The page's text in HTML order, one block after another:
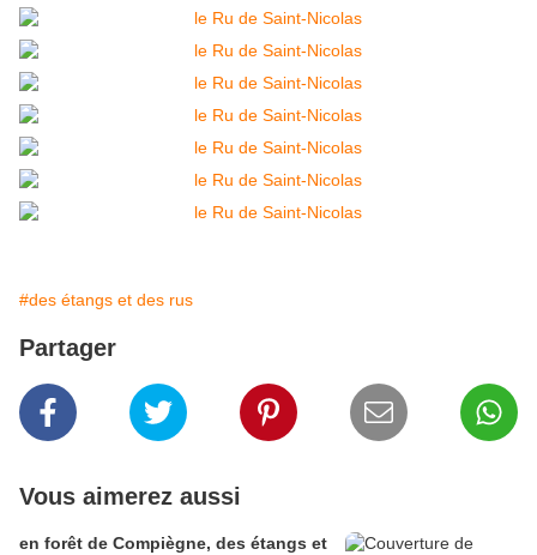
#des étangs et des rus
Partager
Vous aimerez aussi
en forêt de Compiègne, des étangs et